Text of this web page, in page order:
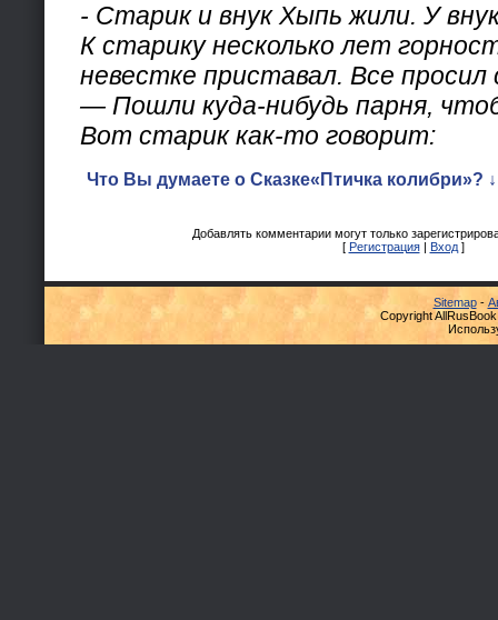
- Старик и внук Хыпь жили. У
К старику несколько лет
невестке приставал. Все просил
— Пошли куда-нибудь парня,
Вот старик как-то говорит:
Что Вы думаете о Сказке«Птичка колибри»? ↓
Добавлять комментарии могут только
[ Регистрация| Вход]
Sitemap-
Copyright